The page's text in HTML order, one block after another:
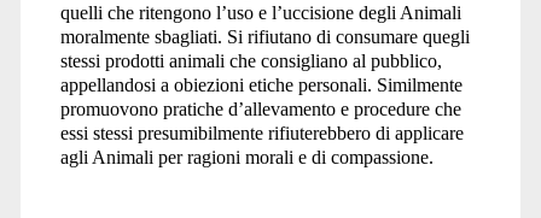
quelli che ritengono l’uso e l’uccisione degli Animali
moralmente sbagliati. Si rifiutano di consumare quegli
stessi prodotti animali che consigliano al pubblico,
appellandosi a obiezioni etiche personali. Similmente
promuovono pratiche d’allevamento e procedure che
essi stessi presumibilmente rifiuterebbero di applicare
agli Animali per ragioni morali e di compassione.